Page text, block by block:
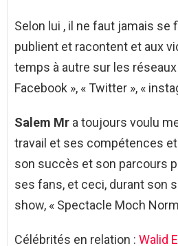
Selon lui , il ne faut jamais se
publient et racontent et aux
temps à autre sur les
Facebook », « Twitter », «
Salem Mr a toujours voulu
travail et ses compétences
son succès et son parcours
ses fans, et ceci, durant son
show, « Spectacle Moch
Célébrités en relation : Walid